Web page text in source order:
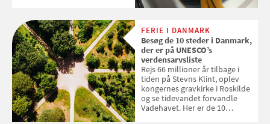
enkle råd til at spare penge på
tøjvasken
FERIE I DANMARK
Besøg de 10 steder i Danmark,
der er på UNESCO’s
verdensarvsliste
Rejs 66 millioner år tilbage i
tiden på Stevns Klint, oplev
kongernes gravkirke i Roskilde
og se tidevandet forvandle
Vadehavet. Her er de 10